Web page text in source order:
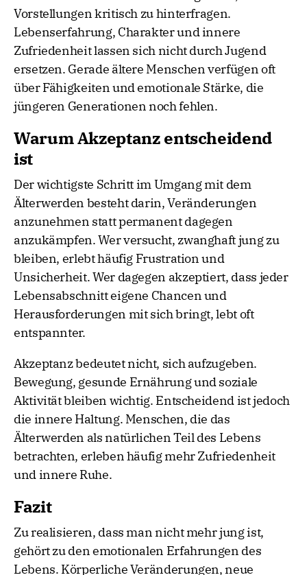
Vorstellungen kritisch zu hinterfragen.
Lebenserfahrung, Charakter und innere
Zufriedenheit lassen sich nicht durch Jugend
ersetzen. Gerade ältere Menschen verfügen oft
über Fähigkeiten und emotionale Stärke, die
jüngeren Generationen noch fehlen.
Warum Akzeptanz entscheidend
ist
Der wichtigste Schritt im Umgang mit dem
Älterwerden besteht darin, Veränderungen
anzunehmen statt permanent dagegen
anzukämpfen. Wer versucht, zwanghaft jung zu
bleiben, erlebt häufig Frustration und
Unsicherheit. Wer dagegen akzeptiert, dass jeder
Lebensabschnitt eigene Chancen und
Herausforderungen mit sich bringt, lebt oft
entspannter.
Akzeptanz bedeutet nicht, sich aufzugeben.
Bewegung, gesunde Ernährung und soziale
Aktivität bleiben wichtig. Entscheidend ist jedoch
die innere Haltung. Menschen, die das
Älterwerden als natürlichen Teil des Lebens
betrachten, erleben häufig mehr Zufriedenheit
und innere Ruhe.
Fazit
Zu realisieren, dass man nicht mehr jung ist,
gehört zu den emotionalen Erfahrungen des
Lebens. Körperliche Veränderungen, neue